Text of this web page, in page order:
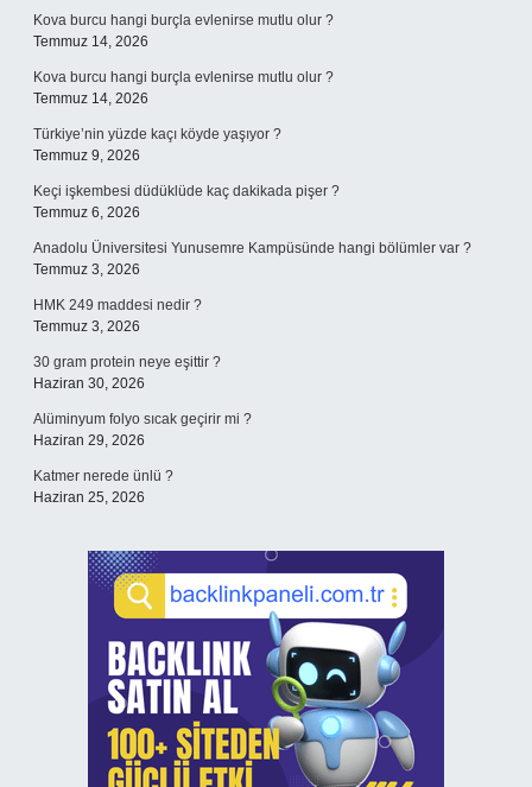
Kova burcu hangi burçla evlenirse mutlu olur ?
Temmuz 14, 2026
Kova burcu hangi burçla evlenirse mutlu olur ?
Temmuz 14, 2026
Türkiye’nin yüzde kaçı köyde yaşıyor ?
Temmuz 9, 2026
Keçi işkembesi düdüklüde kaç dakikada pişer ?
Temmuz 6, 2026
Anadolu Üniversitesi Yunusemre Kampüsünde hangi bölümler var ?
Temmuz 3, 2026
HMK 249 maddesi nedir ?
Temmuz 3, 2026
30 gram protein neye eşittir ?
Haziran 30, 2026
Alüminyum folyo sıcak geçirir mi ?
Haziran 29, 2026
Katmer nerede ünlü ?
Haziran 25, 2026